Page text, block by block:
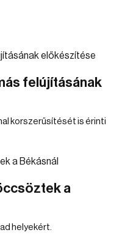
felújításának
korszerűsítését is érinti
a
helyekért.